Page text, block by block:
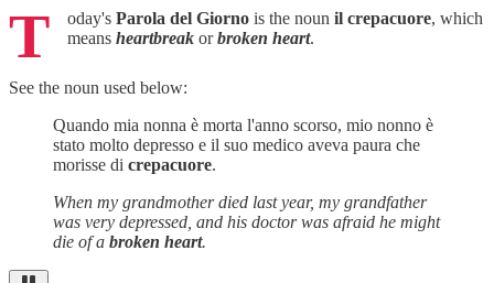
T oday's Parola del Giorno is the noun il crepacuore, which
means heartbreak orbroken heart.
See the noun used below:
Quando mia nonna è morta l'anno scorso, mio nonno è
stato molto depresso e il suo medico aveva paura che
morisse di crepacuore.
When my grandmother died last year, my grandfather
was very depressed, and his doctor was afraid he might
die of a broken heart.